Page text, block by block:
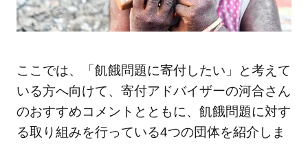
ここでは、「飢餓問題に寄付したい」と考えて
いる方へ向けて、寄付アドバイザーの河合さん
のおすすめコメントとともに、飢餓問題に対す
る取り組みを行っている4つの団体を紹介しま